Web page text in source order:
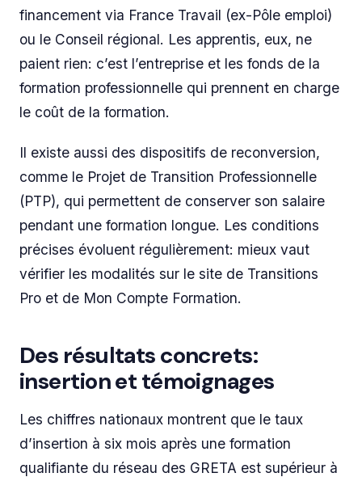
financement via France Travail (ex-Pôle emploi)
ou le Conseil régional. Les apprentis, eux, ne
paient rien: c’est l’entreprise et les fonds de la
formation professionnelle qui prennent en charge
le coût de la formation.
Il existe aussi des dispositifs de reconversion,
comme le Projet de Transition Professionnelle
(PTP), qui permettent de conserver son salaire
pendant une formation longue. Les conditions
précises évoluent régulièrement: mieux vaut
vérifier les modalités sur le site de Transitions
Pro et de Mon Compte Formation.
Des résultats concrets:
insertion et témoignages
Les chiffres nationaux montrent que le taux
d’insertion à six mois après une formation
qualifiante du réseau des GRETA est supérieur à